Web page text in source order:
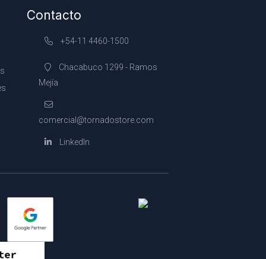
Contacto
+54-11 4460-1500
Chacabuco 1299 - Ramos
Mejía
comercial@tornadostore.com
LinkedIn